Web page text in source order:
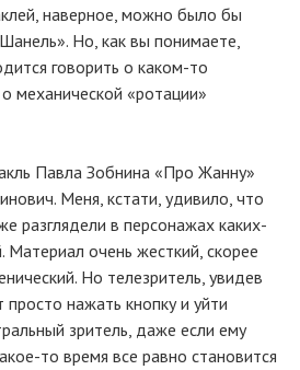
наверное, можно было бы
Но, как вы понимаете,
говорить о каком-то
механической «ротации»
Павла Зобнина «Про Жанну»
Меня, кстати, удивило, что
разглядели в персонажах каких-
Материал очень жесткий, скорее
Но телезритель, увидев
нажать кнопку и уйти
зритель, даже если ему
то время все равно становится